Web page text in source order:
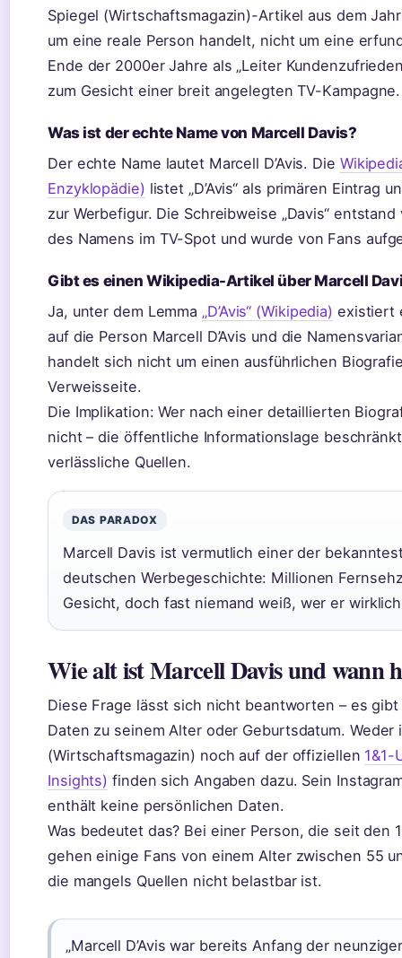
Spiegel (Wirtschaftsmagazin)-Artikel aus dem
um eine reale Person handelt, nicht um eine
Ende der 2000er Jahre als „Leiter
zum Gesicht einer breit angelegten TV-Kampagne.
Was ist der echte Name von Marcell Davis?
Der echte Name lautet Marcell D’Avis. Die
Enzyklopädie) listet „D’Avis“ als primären Eintrag
zur Werbefigur. Die Schreibweise „Davis“
des Namens im TV-Spot und wurde von Fans
Gibt es einen Wikipedia-Artikel über Marcell
Ja, unter dem Lemma „D’Avis“ (Wikipedia) existiert
auf die Person Marcell D’Avis und die
handelt sich nicht um einen ausführlichen
Verweisseite.
Die Implikation: Wer nach einer detaillierten
nicht – die öffentliche Informationslage
verlässliche Quellen.
DAS PARADOX
Marcell Davis ist vermutlich einer der
deutschen Werbegeschichte: Millionen
Gesicht, doch fast niemand weiß, wer er
Wie alt ist Marcell Davis und wann
Diese Frage lässt sich nicht beantworten – es
Daten zu seinem Alter oder Geburtsdatum.
(Wirtschaftsmagazin) noch auf der offiziellen
Insights) finden sich Angaben dazu. Sein
enthält keine persönlichen Daten.
Was bedeutet das? Bei einer Person, die seit den
gehen einige Fans von einem Alter zwischen 55
die mangels Quellen nicht belastbar ist.
„Marcell D’Avis war bereits Anfang der